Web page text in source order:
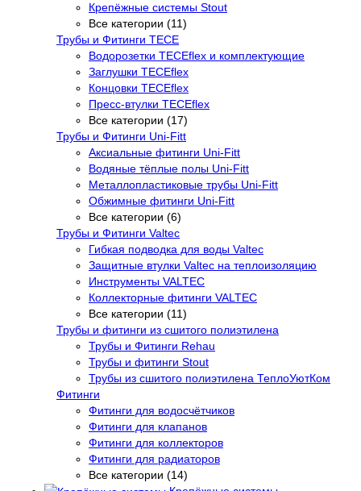
Крепёжные системы Stout
Все категории (11)
Трубы и Фитинги TECE
Водорозетки TECEflex и комплектующие
Заглушки TECEflex
Концовки TECEflex
Пресс-втулки TECEflex
Все категории (17)
Трубы и Фитинги Uni-Fitt
Аксиальные фитинги Uni-Fitt
Водяные тёплые полы Uni-Fitt
Металлопластиковые трубы Uni-Fitt
Обжимные фитинги Uni-Fitt
Все категории (6)
Трубы и Фитинги Valtec
Гибкая подводка для воды Valtec
Защитные втулки Valtec на теплоизоляцию
Инструменты VALTEC
Коллекторные фитинги VALTEC
Все категории (11)
Трубы и фитинги из сшитого полиэтилена
Трубы и Фитинги Rehau
Трубы и фитинги Stout
Трубы из сшитого полиэтилена ТеплоУютКом
Фитинги
Фитинги для водосчётчиков
Фитинги для клапанов
Фитинги для коллекторов
Фитинги для радиаторов
Все категории (14)